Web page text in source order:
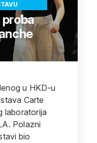
u HKD-u
Carte
laboratorija
Polazni
bio